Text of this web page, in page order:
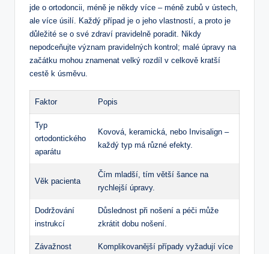
jde o ortodoncii, méně je někdy více – méně zubů v ústech,
ale více úsilí. Každý případ je o jeho vlastností, a proto je
důležité se o své zdraví pravidelně poradit. Nikdy
nepodceňujte význam pravidelných kontrol; malé úpravy na
začátku mohou znamenat velký rozdíl v celkově kratší
cestě k úsměvu.
Faktor Popis
Typ
ortodontického
aparátu
Kovová, keramická, nebo Invisalign –
každý typ má různé efekty.
Věk pacienta
Čím mladší, tím větší šance na
rychlejší úpravy.
Dodržování
instrukcí
Důslednost při nošení a péči může
zkrátit dobu nošení.
Závažnost Komplikovanější případy vyžadují více